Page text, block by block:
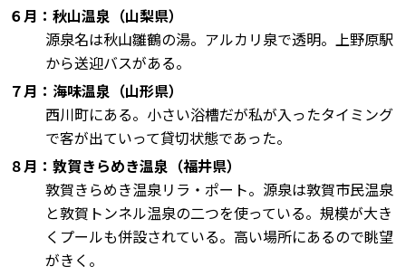
６月：秋山温泉（山梨県）
源泉名は秋山雛鶴の湯。アルカリ泉で透明。上野原駅
から送迎バスがある。
７月：海味温泉（山形県）
西川町にある。小さい浴槽だが私が入ったタイミング
で客が出ていって貸切状態であった。
８月：敦賀きらめき温泉（福井県）
敦賀きらめき温泉リラ・ポート。源泉は敦賀市民温泉
と敦賀トンネル温泉の二つを使っている。規模が大き
くプールも併設されている。高い場所にあるので眺望
がきく。